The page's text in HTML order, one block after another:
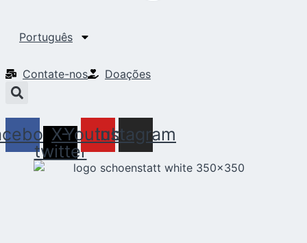
Português
Contate-nos Doações
X-
twitter
Youtube
Instagram